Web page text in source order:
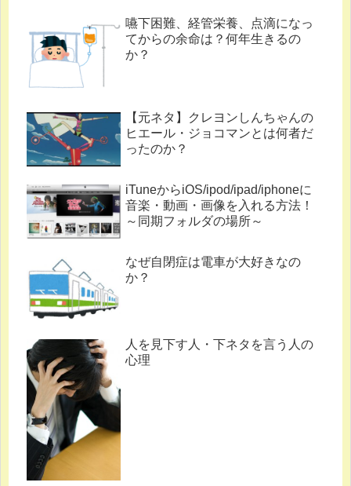
嚥下困難、経管栄養、点滴になっ
てからの余命は？何年生きるの
か？
【元ネタ】クレヨンしんちゃんの
ヒエール・ジョコマンとは何者だ
ったのか？
iTuneからiOS/ipod/ipad/iphoneに
音楽・動画・画像を入れる方法！
～同期フォルダの場所～
なぜ自閉症は電車が大好きなの
か？
人を見下す人・下ネタを言う人の
心理